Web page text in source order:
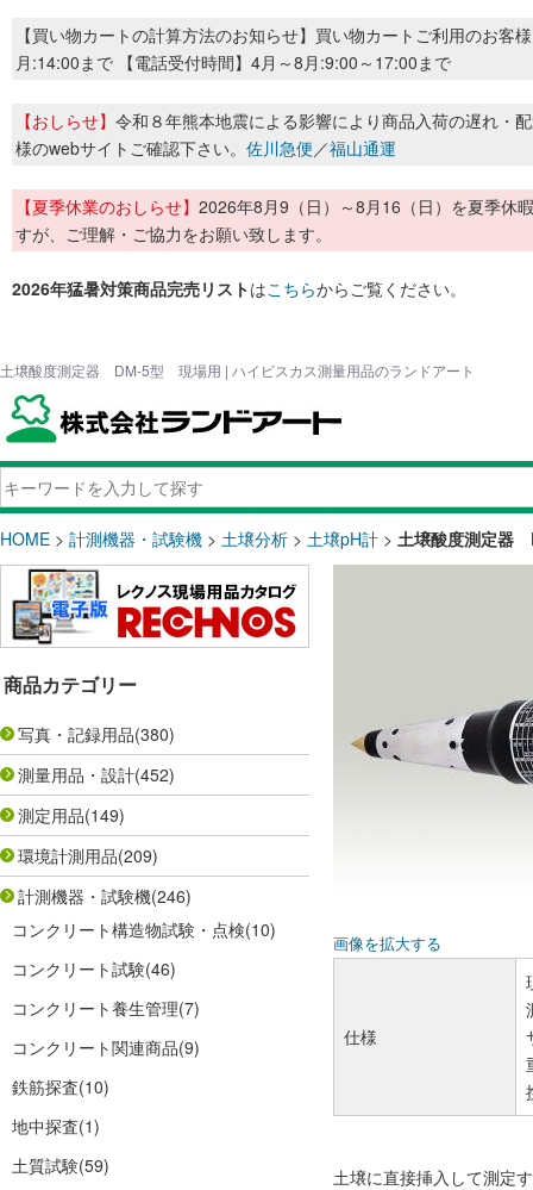
【買い物カートの計算方法のお知らせ】買い物カートご利用のお客
月:14:00まで 【電話受付時間】4月～8月:9:00～17:00まで
【おしらせ】 令和８年熊本地震による影響により商品入荷の遅れ・
様のwebサイトご確認下さい。 佐川急便／福山通運
【夏季休業のおしらせ】 2026年8月9（日）～8月16（日）を夏季休
すが、ご理解・ご協力をお願い致します。
2026年猛暑対策商品完売リストはこちらからご覧ください。
土壌酸度測定器 DM-5型 現場用 | ハイビスカス測量用品のランドアート
HOME > 計測機器・試験機 > 土壌分析 > 土壌pH計 > 土壌酸度測定
商品カテゴリー
写真・記録用品(380)
測量用品・設計(452)
測定用品(149)
環境計測用品(209)
計測機器・試験機(246)
コンクリート構造物試験・点検(10)
コンクリート試験(46)
コンクリート養生管理(7)
コンクリート関連商品(9)
鉄筋探査(10)
地中探査(1)
土質試験(59)
画像を拡大する
仕様
土壌に直接挿入して測定